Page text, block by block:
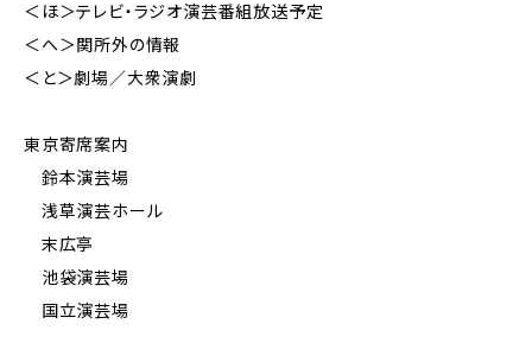
＜ほ＞テレビ・ラジオ演芸番組放送予定
＜へ＞関所外の情報
＜と＞劇場／大衆演劇
東京寄席案内
鈴本演芸場
浅草演芸ホール
末広亭
池袋演芸場
国立演芸場